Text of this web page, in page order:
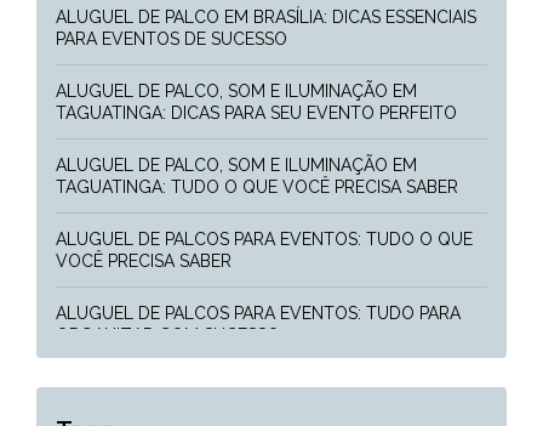
ALUGUEL DE PALCO EM BRASÍLIA: DICAS ESSENCIAIS
PARA EVENTOS DE SUCESSO
ALUGUEL DE PALCO, SOM E ILUMINAÇÃO EM
TAGUATINGA: DICAS PARA SEU EVENTO PERFEITO
ALUGUEL DE PALCO, SOM E ILUMINAÇÃO EM
TAGUATINGA: TUDO O QUE VOCÊ PRECISA SABER
ALUGUEL DE PALCOS PARA EVENTOS: TUDO O QUE
VOCÊ PRECISA SABER
ALUGUEL DE PALCOS PARA EVENTOS: TUDO PARA
ORGANIZAR COM SUCESSO
COMO ALUGAR ESTRUTURAS PARA TRANSFORMAR